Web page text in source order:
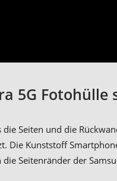
5G Fotohülle
die Seiten und die
Die Kunststoff
Seitenränder der